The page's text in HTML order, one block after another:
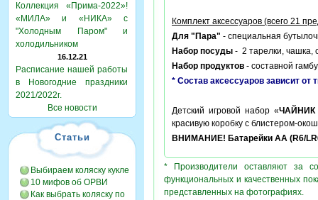
Коллекция «Прима-2022»!
«МИЛА» и «НИКА» с
"Холодным Паром" и
холодильником
16.12.21
Расписание нашей работы
в Новогодние праздники
2021/2022г.
Все новости
Статьи
Выбираем коляску кукле
10 мифов об ОРВИ
Как выбрать коляску по
Комплект аксессуаров (всего 21
Для "Пара" - специальная
Набор посуды - 2 тарелки, чашка,
Набор продуктов - составной
* Состав аксессуаров зависит от
Детский игровой набор «ЧАЙНИК
красивую коробку с блистером-
ВНИМАНИЕ! Батарейки АА (R6/
* Производители оставляют за
функциональных и качественных
представленных на фотографиях.